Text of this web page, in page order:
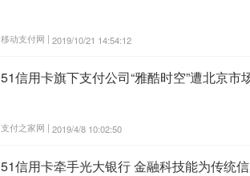
移动支付网 | 2019/10/21 14:54:12
51信用卡旗下支付公司“雅酷时空”遭北京市
支付之家网 | 2019/4/8 10:02:50
51信用卡牵手光大银行 金融科技能为传统